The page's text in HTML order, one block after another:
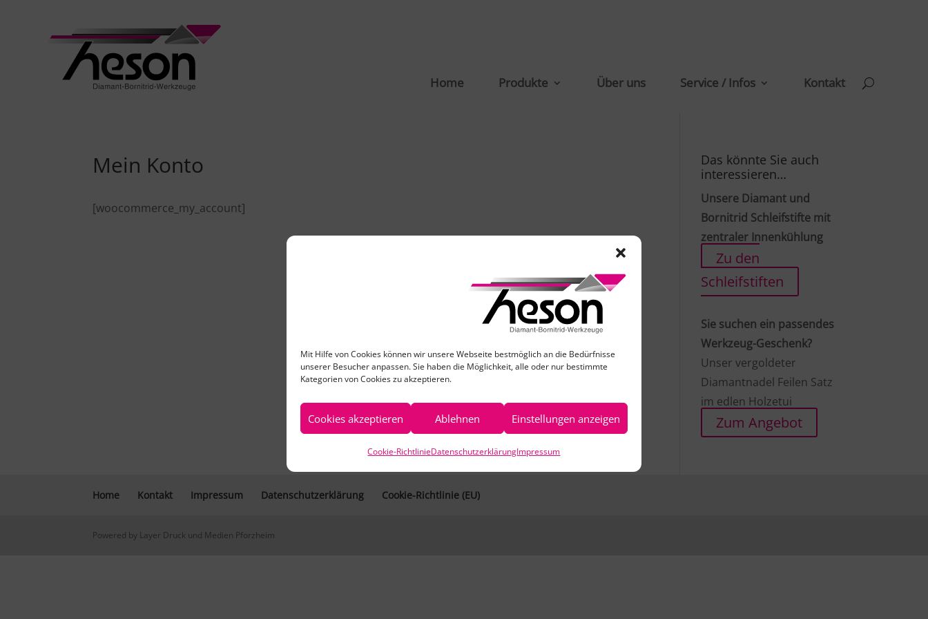
Mit Hilfe von Cookies können wir unsere Webseite bestmöglich an die Bedürfnisse
unserer Besucher anpassen. Sie haben die Möglichkeit, alle oder nur bestimmte
Kategorien von Cookies zu akzeptieren.
Cookies akzeptieren Ablehnen Einstellungen anzeigen
Cookie-RichtlinieDatenschutzerklärungImpressum
Home Produkte Über uns Service / Infos Kontakt
Mein Konto
[woocommerce_my_account]
Das könnte Sie auch
interessieren…
Unsere Diamant und
Bornitrid Schleifstifte mit
zentraler Innenkühlung
Zu den
Schleifstiften
Sie suchen ein passendes
Werkzeug-Geschenk?
Unser vergoldeter
Diamantnadel Feilen Satz
im edlen Holzetui
Zum Angebot
Home Kontakt Impressum Datenschutzerklärung Cookie-Richtlinie (EU)
Powered by Layer Druck und Medien Pforzheim